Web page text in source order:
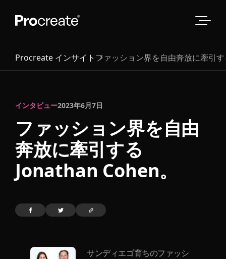
Procreate インサイト ファッション界を自由奔放に牽引
インタビュー2023年6月7日
ファッション界を自由
奔放に牽引する
Jonathan Cohen。
サンディエゴ育ちのファッシ